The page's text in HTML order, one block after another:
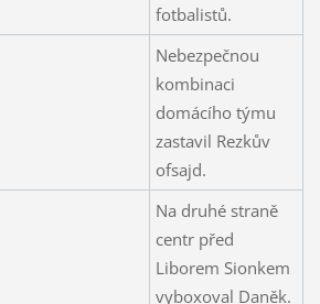
fotbalistů.
Nebezpečnou
kombinaci
domácího týmu
zastavil Rezkův
ofsajd.
Na druhé straně
centr před
Liborem Sionkem
vyboxoval Daněk.